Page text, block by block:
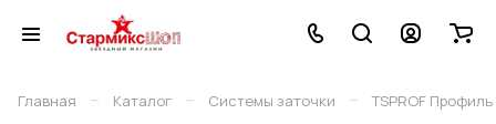
Главная – Каталог – Системы заточки – TSPROF Профиль